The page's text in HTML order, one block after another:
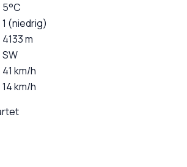
5°C
1 (niedrig)
4133 m
SW
41 km/h
14 km/h